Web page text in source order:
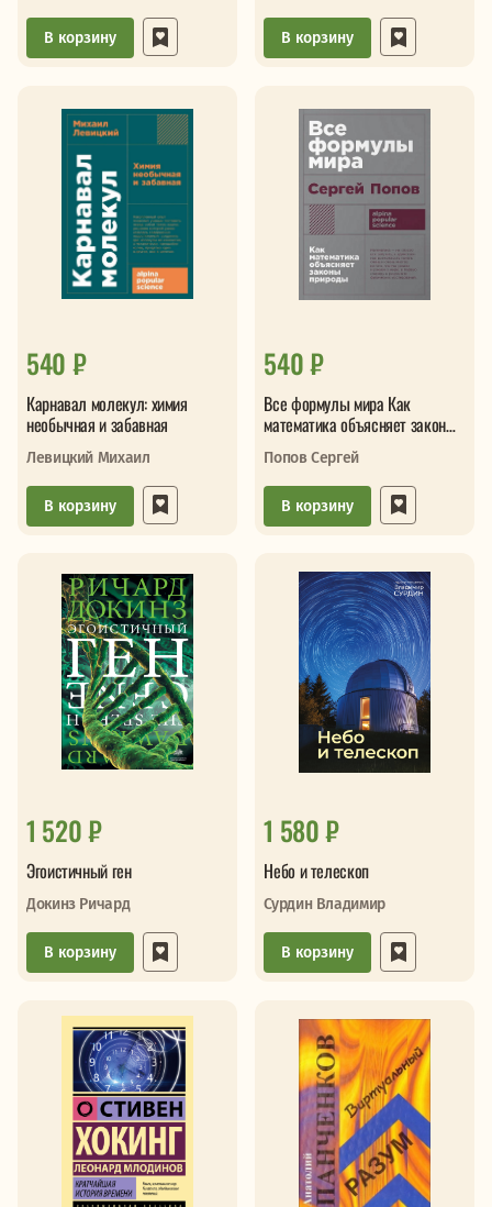
В корзину В корзину
540 ₽
Карнавал молекул: химия
необычная и забавная
Левицкий Михаил
В корзину
540 ₽
Все формулы мира Как
математика объясняет законы
Попов Сергей
В корзину
1 520 ₽
Эгоистичный ген
Докинз Ричард
В корзину
1 580 ₽
Небо и телескоп
Сурдин Владимир
В корзину